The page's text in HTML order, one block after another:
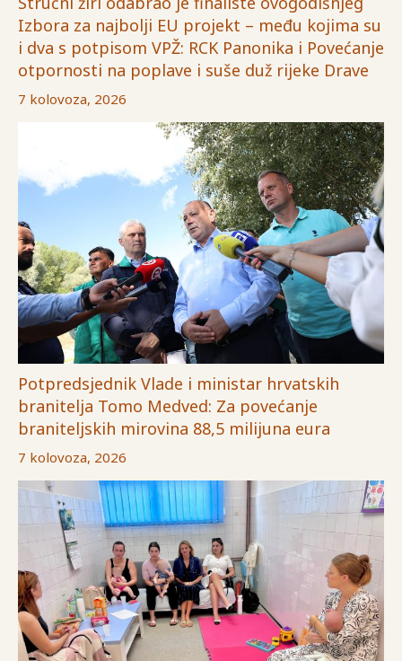
Izbora za najbolji EU projekt – među kojima su
i dva s potpisom VPŽ: RCK Panonika i Povećanje
otpornosti na poplave i suše duž rijeke Drave
7 kolovoza, 2026
Potpredsjednik Vlade i ministar hrvatskih
branitelja Tomo Medved: Za povećanje
braniteljskih mirovina 88,5 milijuna eura
7 kolovoza, 2026